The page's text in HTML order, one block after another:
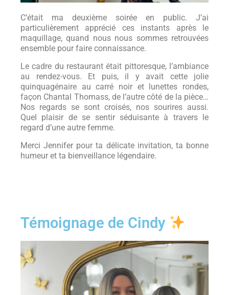
C’était ma deuxième soirée en public. J’ai
particulièrement apprécié ces instants après le
maquillage, quand nous nous sommes retrouvées
ensemble pour faire connaissance.
Le cadre du restaurant était pittoresque, l’ambiance
au rendez-vous. Et puis, il y avait cette jolie
quinquagénaire au carré noir et lunettes rondes,
façon Chantal Thomass, de l’autre côté de la pièce…
Nos regards se sont croisés, nos sourires aussi.
Quel plaisir de se sentir séduisante à travers le
regard d’une autre femme.
Merci Jennifer pour ta délicate invitation, ta bonne
humeur et ta bienveillance légendaire.
Témoignage de Cindy